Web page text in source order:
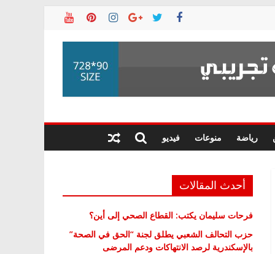
رياضة منوعات فيديو
أحدث المقالات
فرحات سليمان يكتب: القطاع الصحي إلى أين؟
حزب التحالف الشعبي يطلق لجنة “الحق في الصحة”
بالإسكندرية لرصد الانتهاكات ودعم المرضى